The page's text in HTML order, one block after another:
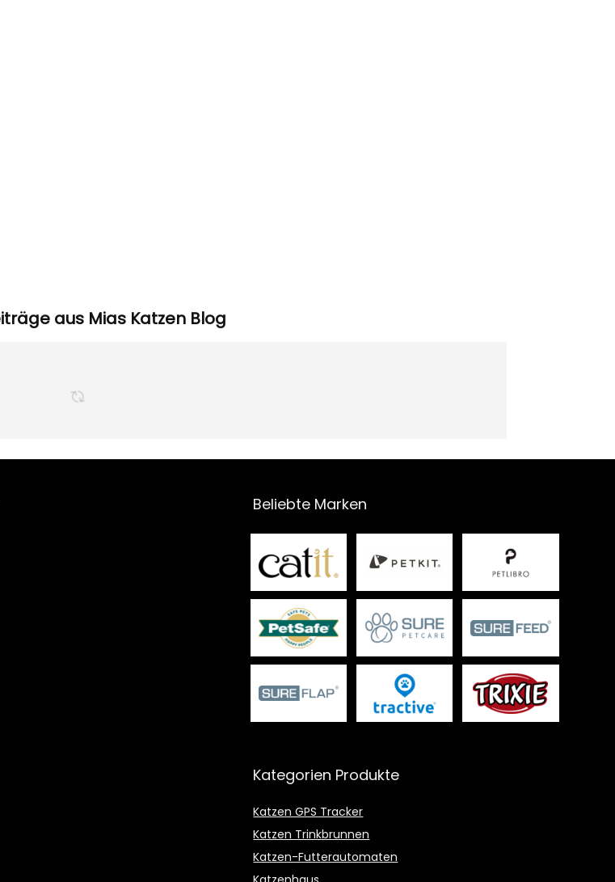
aus Mias Katzen Blog
Beliebte Marken
Kategorien Produkte
Katzen GPS Tracker
Katzen Trinkbrunnen
Katzen-Futterautomaten